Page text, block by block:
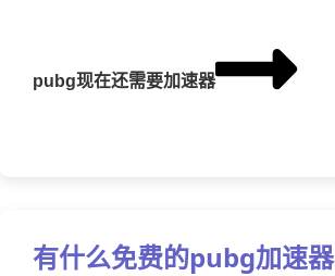
pubg现在还需要加速器
有什么免费的pubg加速器